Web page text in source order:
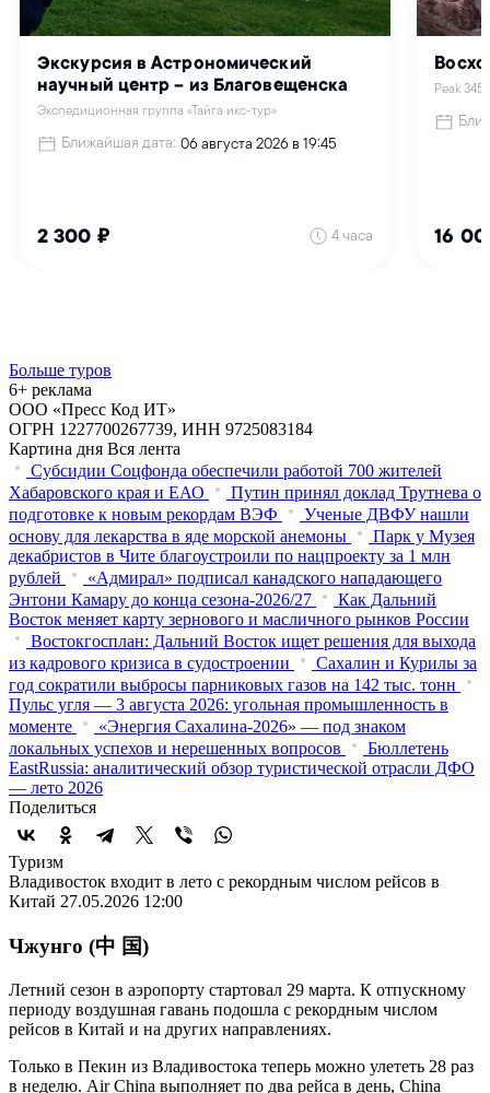
Больше туров
6+ реклама
ООО «Пресс Код ИТ»
ОГРН 1227700267739, ИНН 9725083184
Картина дня Вся лента
Субсидии Соцфонда обеспечили работой 700 жителей
Хабаровского края и ЕАО
Путин принял доклад Трутнева о
подготовке к новым рекордам ВЭФ
Ученые ДВФУ нашли
основу для лекарства в яде морской анемоны
Парк у Музея
декабристов в Чите благоустроили по нацпроекту за 1 млн
рублей
«Адмирал» подписал канадского нападающего
Энтони Камару до конца сезона-2026/27
Как Дальний
Восток меняет карту зернового и масличного рынков России
Востокгосплан: Дальний Восток ищет решения для выхода
из кадрового кризиса в судостроении
Сахалин и Курилы за
год сократили выбросы парниковых газов на 142 тыс. тонн
Пульс угля — 3 августа 2026: угольная промышленность в
моменте
«Энергия Сахалина-2026» — под знаком
локальных успехов и нерешенных вопросов
Бюллетень
EastRussia: аналитический обзор туристической отрасли ДФО
— лето 2026
Поделиться
Туризм
Владивосток входит в лето с рекордным числом рейсов в
Китай 27.05.2026 12:00
Чжунго (中 国)
Летний сезон в аэропорту стартовал 29 марта. К отпускному
периоду воздушная гавань подошла с рекордным числом
рейсов в Китай и на других направлениях.
Только в Пекин из Владивостока теперь можно улететь 28 раз
в неделю. Air China выполняет по два рейса в день, China